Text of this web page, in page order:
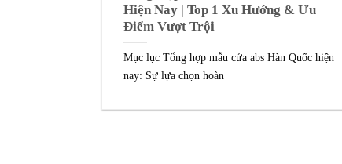
Hiện Nay | Top 1 Xu Hướng & Ưu
Điểm Vượt Trội
Mục lục Tổng hợp mẫu cửa abs Hàn Quốc hiện
nay: Sự lựa chọn hoàn